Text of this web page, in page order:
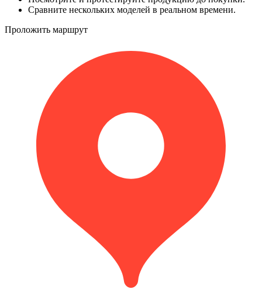
Сравните нескольких моделей в реальном времени.
Проложить маршрут